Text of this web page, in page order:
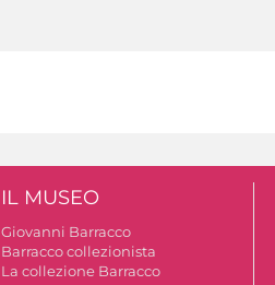
IL MUSEO
Giovanni Barracco
Barracco collezionista
La collezione Barracco